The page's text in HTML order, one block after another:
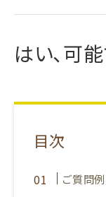
はい、可能
目次
ご質問例